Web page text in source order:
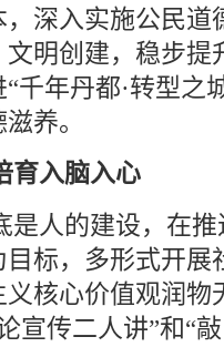
深入实施公民道
明创建，稳步提
千年丹都·转型之
养。
育入脑入心
是人的建设，在
标，多形式开展
核心价值观润物
宣传二人讲”和“